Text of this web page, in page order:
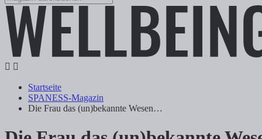
Startseite
SPANESS-Magazin
Die Frau das (un)bekannte Wesen…